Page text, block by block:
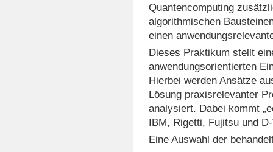
Quantencomputing
algorithmischen
einen
Dieses Praktikum stellt
anwendungsorientierten
Hierbei werden Ansätze
Lösung praxisrelevanter
analysiert. Dabei kommt
IBM, Rigetti, Fujitsu und
Eine Auswahl der